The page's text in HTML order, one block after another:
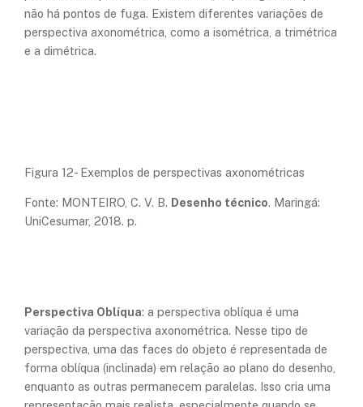
não há pontos de fuga. Existem diferentes variações de
perspectiva axonométrica, como a isométrica, a trimétrica
e a dimétrica.
Figura 12- Exemplos de perspectivas axonométricas
Fonte: MONTEIRO, C. V. B. Desenho técnico. Maringá:
UniCesumar, 2018. p.
Perspectiva Oblíqua: a perspectiva oblíqua é uma
variação da perspectiva axonométrica. Nesse tipo de
perspectiva, uma das faces do objeto é representada de
forma oblíqua (inclinada) em relação ao plano do desenho,
enquanto as outras permanecem paralelas. Isso cria uma